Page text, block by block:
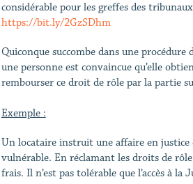
considérable pour les greffes des
https://bit.ly/2GzSDhm
Quiconque succombe dans une
une personne est convaincue qu’elle
rembourser ce droit de rôle par la partie
Exemple :
Un locataire instruit une affaire en justice
vulnérable. En réclamant les droits de
frais. Il n’est pas tolérable que l’accès à